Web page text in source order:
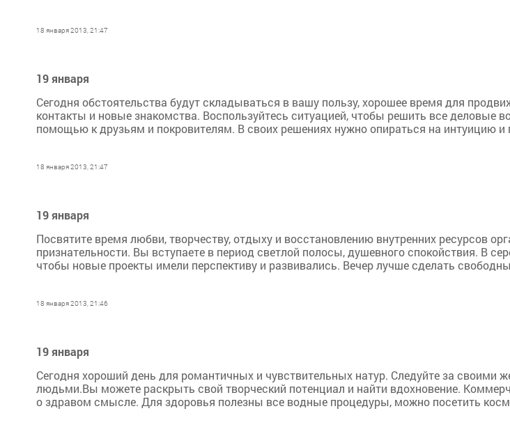
18 января 2013, 21:47
19 января
Сегодня обстоятельства будут складываться в вашу пользу, хорошее время для
контакты и новые знакомства. Воспользуйтесь ситуацией, чтобы решить все
помощью к друзьям и покровителям. В своих решениях нужно опираться на интуицию и
18 января 2013, 21:47
19 января
Посвятите время любви, творчеству, отдыху и восстановлению внутренних ресурсов
признательности. Вы вступаете в период светлой полосы, душевного спокойствия. В
чтобы новые проекты имели перспективу и развивались. Вечер лучше сделать
18 января 2013, 21:46
19 января
Сегодня хороший день для романтичных и чувствительных натур. Следуйте за своими
людьми.Вы можете раскрыть свой творческий потенциал и найти вдохновение.
о здравом смысле. Для здоровья полезны все водные процедуры, можно посетить